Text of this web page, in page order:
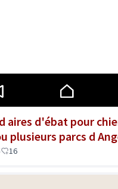
aires d'ébat pour
plusieurs parcs d
16